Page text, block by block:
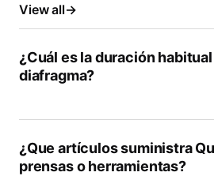
View all
¿Cuál es la duración
diafragma?
¿Que artículos suministra
prensas o herramientas?